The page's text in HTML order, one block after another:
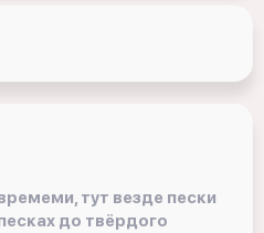
тут везде пески
до твёрдого